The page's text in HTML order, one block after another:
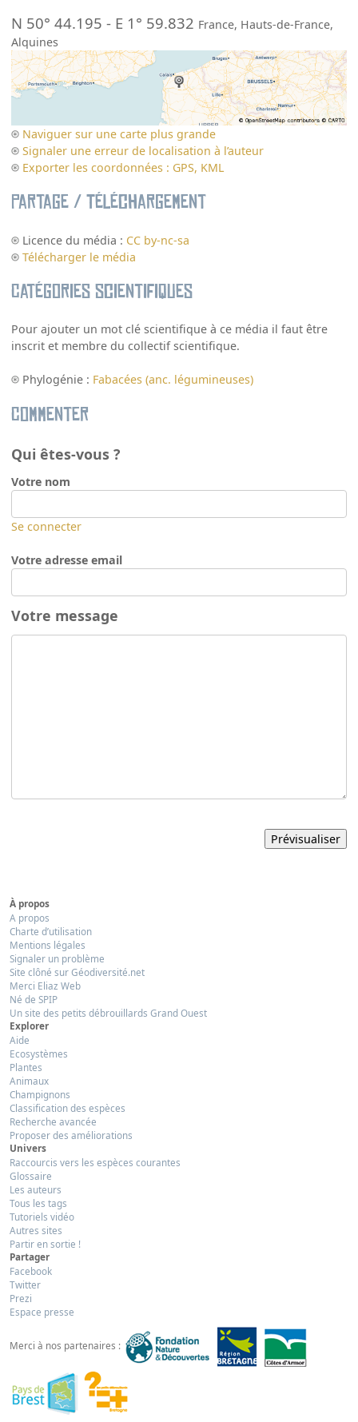
N 50° 44.195 - E 1° 59.832 France, Hauts-de-France,
Alquines
Naviguer sur une carte plus grande
Signaler une erreur de localisation à l’auteur
Exporter les coordonnées : GPS, KML
Partage / Téléchargement
Licence du média : CC by-nc-sa
Télécharger le média
Catégories scientifiques
Pour ajouter un mot clé scientifique à ce média il faut être
inscrit et membre du collectif scientifique.
Phylogénie : Fabacées (anc. légumineuses)
Commenter
Qui êtes-vous ?
Votre nom
Se connecter
Votre adresse email
Votre message
À propos
A propos
Charte d’utilisation
Mentions légales
Signaler un problème
Site clôné sur Géodiversité.net
Merci Eliaz Web
Né de SPIP
Un site des petits débrouillards Grand Ouest
Explorer
Aide
Ecosystèmes
Plantes
Animaux
Champignons
Classification des espèces
Recherche avancée
Proposer des améliorations
Univers
Raccourcis vers les espèces courantes
Glossaire
Les auteurs
Tous les tags
Tutoriels vidéo
Autres sites
Partir en sortie !
Partager
Facebook
Twitter
Prezi
Espace presse
Merci à nos partenaires :